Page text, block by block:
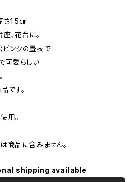
1.5㎝
、花台に。
ンクの畳表で
可愛らしい
です。
用。
商品に含みません。
shipping available